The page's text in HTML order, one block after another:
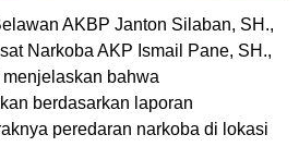
AKBP Janton Silaban, SH.,
Narkoba AKP Ismail Pane, SH.,
bahwa
berdasarkan laporan
peredaran narkoba di lokasi